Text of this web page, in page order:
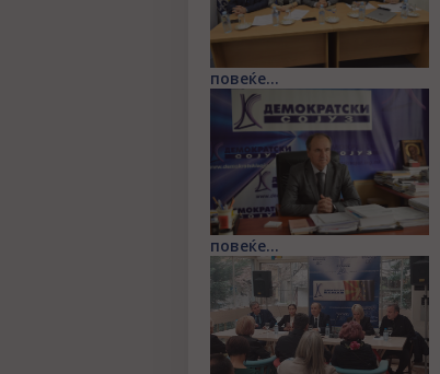
повеќе...
повеќе...